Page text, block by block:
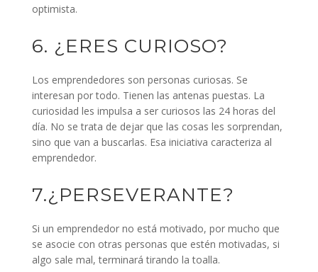
optimista.
6. ¿ERES CURIOSO?
Los emprendedores son personas curiosas. Se
interesan por todo. Tienen las antenas puestas. La
curiosidad les impulsa a ser curiosos las 24 horas del
día. No se trata de dejar que las cosas les sorprendan,
sino que van a buscarlas. Esa iniciativa caracteriza al
emprendedor.
7.¿PERSEVERANTE?
Si un emprendedor no está motivado, por mucho que
se asocie con otras personas que estén motivadas, si
algo sale mal, terminará tirando la toalla.